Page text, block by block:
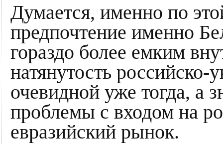
Думается, именно по
предпочтение именно
гораздо более емким
натянутость
очевидной уже тогда, а
проблемы с входом на
евразийский рынок.